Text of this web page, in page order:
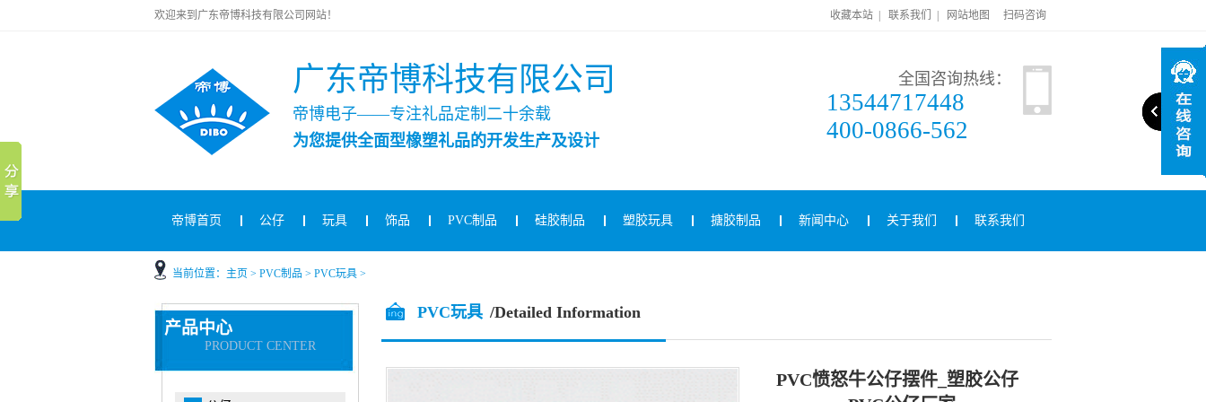
收藏本站 联系我们 网站地图 扫码咨询
欢迎来到广东帝博科技有限公司网站！
广东帝博科技有限公司
帝博电子——专注礼品定制二十余载
为您提供全面型橡塑礼品的开发生产及设计
全国咨询热线：
13544717448
400-0866-562
帝博首页 公仔 玩具 饰品 PVC制品 硅胶制品 塑胶玩具 搪胶制品 新闻中心 关于我们 联系我们
当前位置： 主页 > PVC制品 > PVC玩具 >
PVC玩具 /Detailed Information
PVC愤怒牛公仔摆件_塑胶公仔
产品中心
PRODUCT CENTER